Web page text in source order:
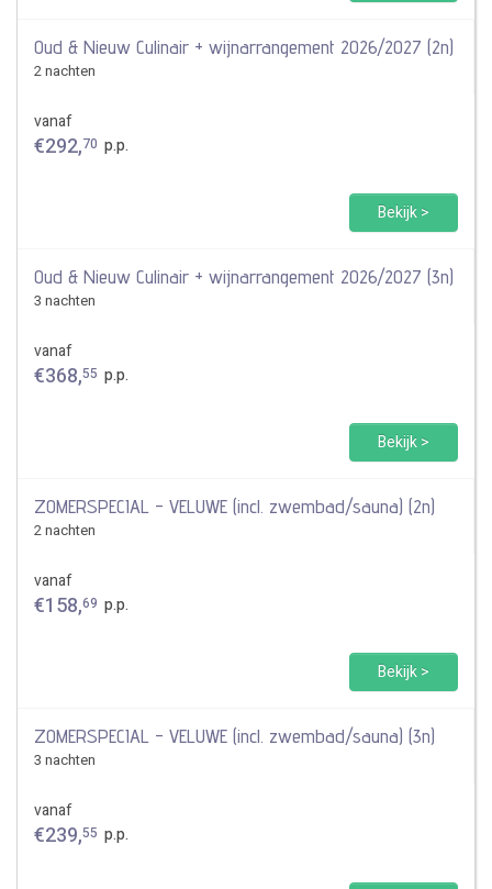
Oud & Nieuw Culinair + wijnarrangement 2026/2027 (2n)
2 nachten
vanaf
€292,70 p.p.
Bekijk >
Oud & Nieuw Culinair + wijnarrangement 2026/2027 (3n)
3 nachten
vanaf
€368,55 p.p.
Bekijk >
ZOMERSPECIAL - VELUWE (incl. zwembad/sauna) (2n)
2 nachten
vanaf
€158,69 p.p.
Bekijk >
ZOMERSPECIAL - VELUWE (incl. zwembad/sauna) (3n)
3 nachten
vanaf
€239,55 p.p.